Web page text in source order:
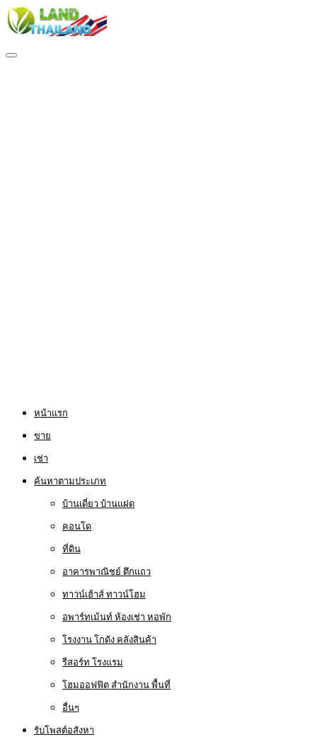
หน้าแรก
ขาย
เช่า
ค้นหาตามประเภท
บ้านเดี่ยว บ้านแฝด
คอนโด
ที่ดิน
อาคารพาณิชย์ ตึกแถว
ทาวน์เฮ้าส์ ทาวน์โฮม
อพาร์ทเม้นท์ ห้องเช่า หอพัก
โรงงาน โกดัง คลังสินค้า
รีสอร์ท โรงแรม
โฮมออฟฟิต สำนักงาน พื้นที่
อื่นๆ
รับโพสต์อสังหา